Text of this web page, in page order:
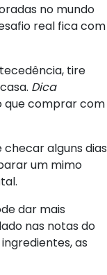
no mundo
real fica com
tire
Dica
que comprar com
alguns dias
um mimo
dar mais
nas notas do
as